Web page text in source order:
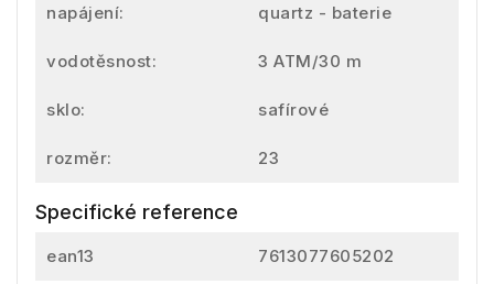
napájení: quartz - baterie
vodotěsnost: 3 ATM/30 m
sklo: safírové
rozměr: 23
Specifické reference
ean13 7613077605202